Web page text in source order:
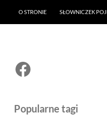
O STRONIE SŁOWNICZEK
Facebook
Popularne tagi